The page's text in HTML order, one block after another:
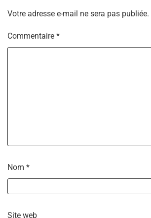
Votre adresse e-mail ne sera pas publiée.
Commentaire *
Nom *
Site web